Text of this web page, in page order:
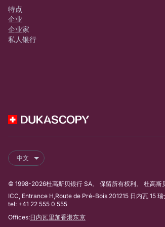
特点
企业
企业家
私人银行
中文
© 1998-2026杜高斯贝银行 SA。 保留所有权利。 杜高斯
ICC, Entrance H,Route de Pré-Bois 201215 日内瓦 15 瑞
tel: +41 22 555 0 555
Offices:日内瓦里加香港东京